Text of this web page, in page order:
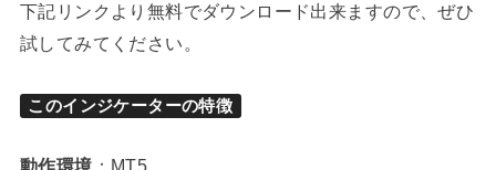
下記リンクより無料でダウンロード出来ますので、ぜひ
試してみてください。
このインジケーターの特徴
動作環境 ：MT5